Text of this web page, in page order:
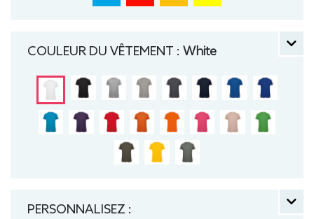
COULEUR DU VÊTEMENT : White
PERSONNALISEZ :